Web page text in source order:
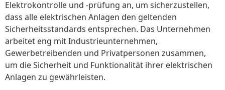
Elektrokontrolle und -prüfung an, um sicherzustellen,
dass alle elektrischen Anlagen den geltenden
Sicherheitsstandards entsprechen. Das Unternehmen
arbeitet eng mit Industrieunternehmen,
Gewerbetreibenden und Privatpersonen zusammen,
um die Sicherheit und Funktionalität ihrer elektrischen
Anlagen zu gewährleisten.